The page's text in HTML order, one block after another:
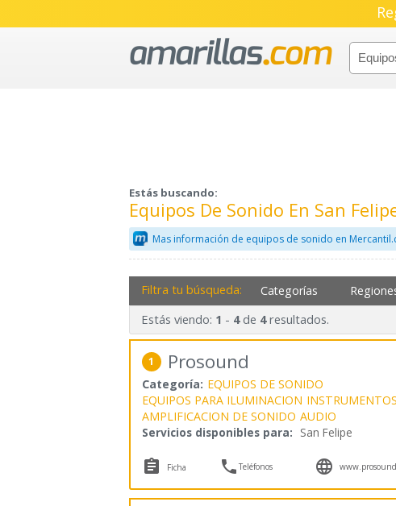
Estás buscando:
Equipos De Sonido En San
Mas información de equipos de sonido en
Filtra tu búsqueda: Categorías
Estás viendo: 1 - 4de 4resultados.
1 Prosound
Categoría: EQUIPOS DE SONIDO
EQUIPOS PARA ILUMINACION
AMPLIFICACION DE SONIDO AUDIO
Servicios disponibles para: San Felipe
 Ficha Teléfonos 